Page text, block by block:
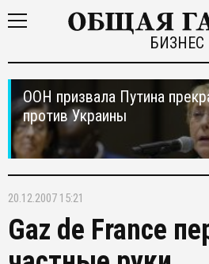
БИЗНЕС
ООН призвала Путина
против Украины
20.12.2007 15:21
Gaz de France